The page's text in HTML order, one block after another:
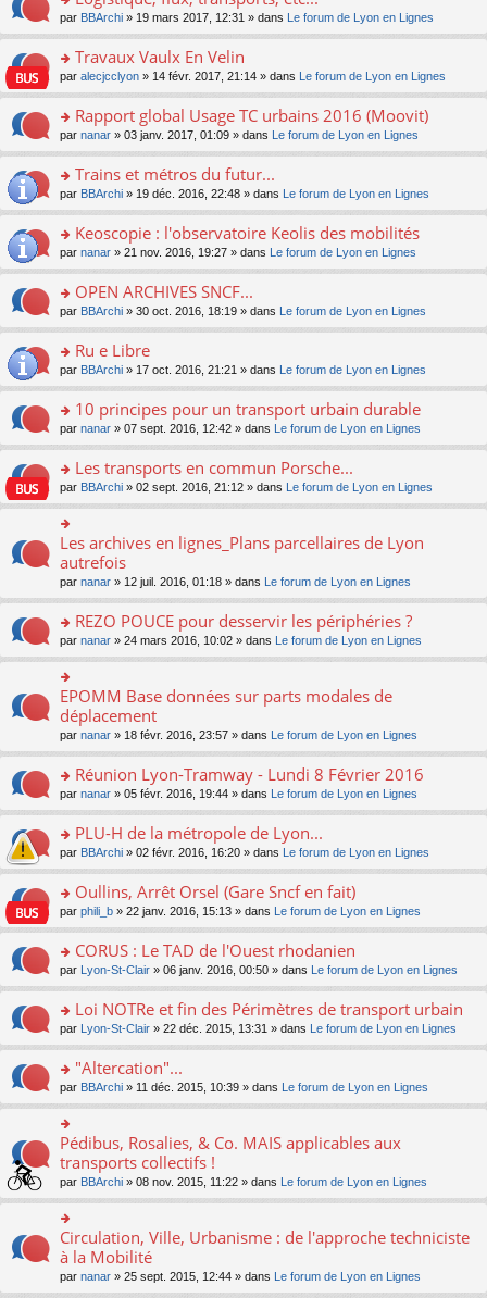
ré
c
e
nt
pl
u
ré
c
e
nt
n
le
pl
u
ré
c
e
nt
a
g
e
n
n
le
pl
u
ré
c
e
nt
e
a
g
e
n
n
le
pl
u
ré
c
e
nt
ult
er
le
m
e
a
g
e
n
n
le
pl
u
ré
c
e
nt
o
n
ult
er
le
m
e
a
g
e
n
n
le
pl
u
ré
c
e
nt
par BBArchi » 19 mars 2017, 12:31 » dans Le forum de Lyon en Lignes
o
n
ult
er
le
m
e
a
g
e
n
n
le
pl
u
ré
c
e
nt
Travaux Vaulx En Velin
par alecjcclyon » 14 févr. 2017, 21:14 » dans Le forum de Lyon en Lignes
o
n
ult
er
le
m
e
a
g
e
n
n
le
pl
u
ré
c
e
nt
Rapport global Usage TC urbains 2016 (Moovit)
par nanar » 03 janv. 2017, 01:09 » dans Le forum de Lyon en Lignes
o
n
ult
er
le
m
e
a
g
e
n
n
le
pl
u
s
ré
c
e
nt
Trains et métros du futur...
par BBArchi » 19 déc. 2016, 22:48 » dans Le forum de Lyon en Lignes
o
n
ult
er
le
m
e
a
g
e
n
n
le
pl
u
s
e
nt
Keoscopie : l'observatoire Keolis des mobilités
par nanar » 21 nov. 2016, 19:27 » dans Le forum de Lyon en Lignes
o
n
ult
er
le
m
e
a
g
e
n
o
lu
le
pl
u
s
c
nt
OPEN ARCHIVES SNCF...
par BBArchi » 30 oct. 2016, 18:19 » dans Le forum de Lyon en Lignes
o
n
ult
er
le
m
e
s
g
e
n
o
lu
le
pl
u
s
ré
e
Ru e Libre
par BBArchi » 17 oct. 2016, 21:21 » dans Le forum de Lyon en Lignes
o
n
ult
er
le
m
s
a
e
n
o
n
lu
le
pl
u
s
ré
e
10 principes pour un transport urbain durable
par nanar » 07 sept. 2016, 12:42 » dans Le forum de Lyon en Lignes
o
n
s
ult
er
le
m
e
s
a
e
n
o
n
pl
u
s
ré
e
Les transports en commun Porsche...
par BBArchi » 02 sept. 2016, 21:12 » dans Le forum de Lyon en Lignes
n
ult
er
le
m
e
s
s
a
g
e
n
o
lu
le
pl
u
s
c
e
nt
Les archives en lignes_Plans parcellaires de Lyon
autrefois
par nanar » 12 juil. 2016, 01:18 » dans Le forum de Lyon en Lignes
o
n
s
ult
er
le
m
e
s
a
e
n
o
lu
le
pl
u
s
e
nt
REZO POUCE pour desservir les périphéries ?
par nanar » 24 mars 2016, 10:02 » dans Le forum de Lyon en Lignes
o
n
ult
er
le
m
e
s
a
g
e
n
lu
le
pl
u
ré
c
e
nt
EPOMM Base données sur parts modales de
déplacement
par nanar » 18 févr. 2016, 23:57 » dans Le forum de Lyon en Lignes
o
n
ult
er
le
m
e
a
g
e
n
n
le
pl
u
s
ré
c
e
nt
Réunion Lyon-Tramway - Lundi 8 Février 2016
par nanar » 05 févr. 2016, 19:44 » dans Le forum de Lyon en Lignes
o
n
ult
er
le
m
e
a
g
e
n
n
le
pl
u
s
c
nt
PLU-H de la métropole de Lyon...
par BBArchi » 02 févr. 2016, 16:20 » dans Le forum de Lyon en Lignes
o
n
ult
er
le
m
e
a
g
e
n
o
n
lu
le
pl
u
s
ré
e
Oullins, Arrêt Orsel (Gare Sncf en fait)
par phili_b » 22 janv. 2016, 15:13 » dans Le forum de Lyon en Lignes
o
n
ult
er
le
m
e
s
g
e
n
o
n
lu
le
pl
u
CORUS : Le TAD de l'Ouest rhodanien
par Lyon-St-Clair » 06 janv. 2016, 00:50 » dans Le forum de Lyon en Lignes
o
n
ult
er
le
m
e
s
a
e
n
o
n
Loi NOTRe et fin des Périmètres de transport urbain
par Lyon-St-Clair » 22 déc. 2015, 13:31 » dans Le forum de Lyon en Lignes
o
n
s
ult
er
le
m
e
s
s
a
g
e
"Altercation"...
par BBArchi » 11 déc. 2015, 10:39 » dans Le forum de Lyon en Lignes
o
n
ult
er
le
m
e
s
Pédibus, Rosalies, & Co. MAIS applicables aux
transports collectifs !
par BBArchi » 08 nov. 2015, 11:22 » dans Le forum de Lyon en Lignes
o
n
ult
Circulation, Ville, Urbanisme : de l'approche techniciste
à la Mobilité
par nanar » 25 sept. 2015, 12:44 » dans Le forum de Lyon en Lignes